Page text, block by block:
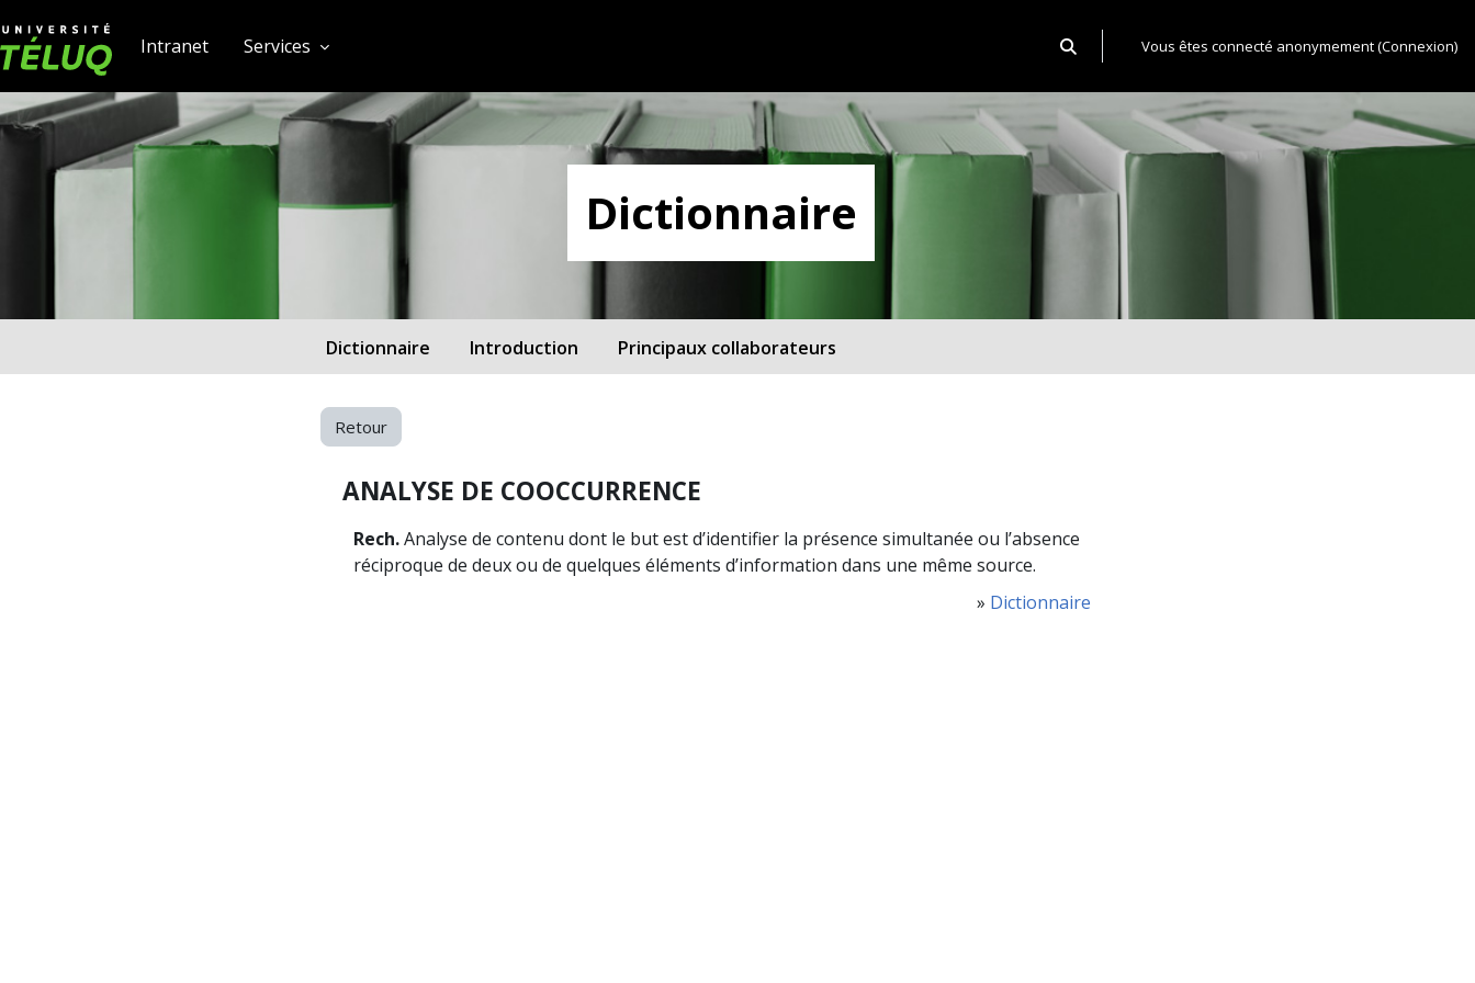
Université TÉLUQIntranet Services Toggle search input
Vous êtes connecté anonymement (Connexion)
Dictionnaire
Introduction
Dictionnaire Principaux collaborateurs
Retour
ANALYSE DE COOCCURRENCE
Rech.Analyse de contenu dont le but est d’identifier la présence simultanée ou l’absence
réciproque de deux ou de quelques éléments d’information dans une même source.
» Dictionnaire